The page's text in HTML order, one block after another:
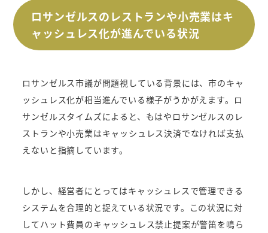
ロサンゼルスのレストランや小売業はキ
ャッシュレス化が進んでいる状況
ロサンゼルス市議が問題視している背景には、市のキャ
ッシュレス化が相当進んでいる様子がうかがえます。ロ
サンゼルスタイムズによると、もはやロサンゼルスのレ
ストランや小売業はキャッシュレス決済でなければ支払
えないと指摘しています。
しかし、経営者にとってはキャッシュレスで管理できる
システムを合理的と捉えている状況です。この状況に対
してハット費員のキャッシュレス禁止提案が警笛を鳴ら